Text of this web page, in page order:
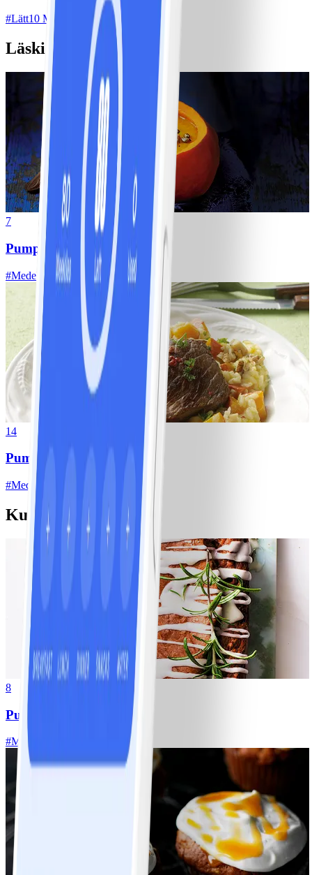
#Lätt10 MIN
Läskiga middagsrecept
7
Pumpa- och morotssoppa
#Medel 15 MIN
14
Pumparisotto med biff
#Medel
Kusliga efterrätter
8
Pumpakaka
#Medel